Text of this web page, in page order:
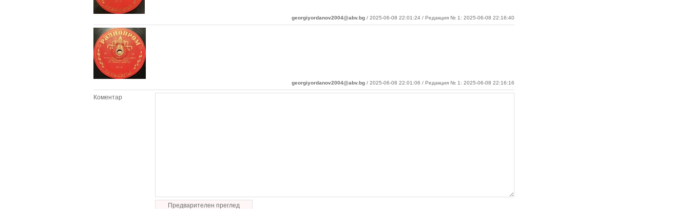
georgiyordanov2004@abv.bg / 2025-06-08 22:01:24 / Редакция № 1: 2025-06-08 22:16:40
georgiyordanov2004@abv.bg / 2025-06-08 22:01:06 / Редакция № 1: 2025-06-08 22:16:16
Коментар
Предварителен преглед